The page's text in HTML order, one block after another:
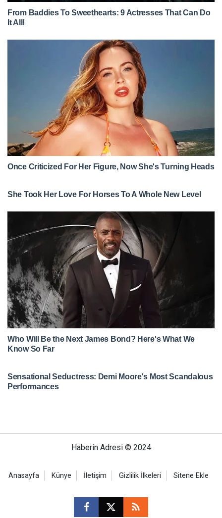
Haberin Adresi © 2024
Anasayfa Künye İletişim Gizlilik İlkeleri Sitene Ekle